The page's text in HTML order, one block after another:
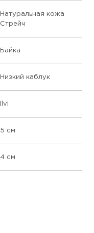
Натуральная кожа
Стрейч
Байка
Низкий каблук
Ilvi
5 см
4 см